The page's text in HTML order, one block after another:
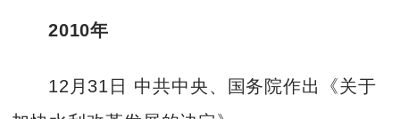
2010年
12月31日 中共中央、国务院作出《关于